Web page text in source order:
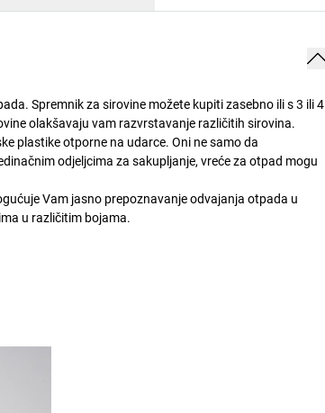
Spremnik za sirovine možete kupiti zasebno ili s 3 ili 4
olakšavaju vam razvrstavanje različitih sirovina.
plastike otporne na udarce. Oni ne samo da
odjeljcima za sakupljanje, vreće za otpad mogu
Vam jasno prepoznavanje odvajanja otpada u
u različitim bojama.